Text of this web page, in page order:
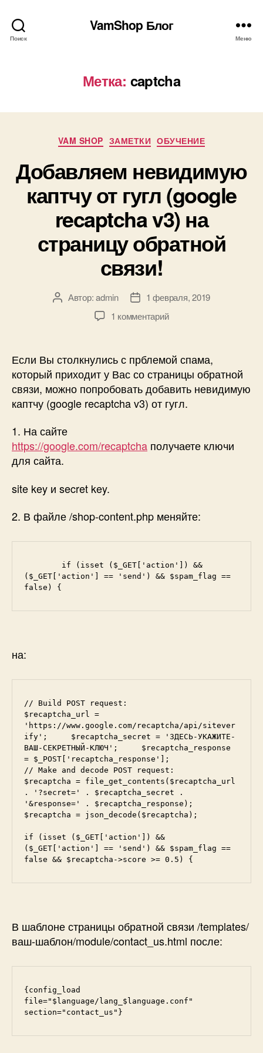
Поиск
VamShop Блог
Меню
Метка: captcha
Рубрики
VAM SHOP ЗАМЕТКИ ОБУЧЕНИЕ
Добавляем невидимую
каптчу от гугл (google
recaptcha v3) на
страницу обратной
связи!
АвторАвтор:admin
Дата1 февраля, 2019
1 комментарийк
невидимую
каптчу
от
гугл
(google
на
Если Вы столкнулись с прблемой спама,
который приходит у Вас со страницы обратной
связи, можно попробовать добавить невидимую
каптчу (google recaptcha v3) от гугл.
1. На сайте
https://google.com/recaptcha получаете ключи
для сайта.
site key и secret key.
2. В файле /shop-content.php меняйте:
($_GET['action'] == 'send') && $spam_flag ==
false) {
на:
// Build POST request:
$recaptcha_url =
'https://www.google.com/recaptcha/api/sitever
ify';     $recaptcha_secret = 'ЗДЕСЬ-УКАЖИТЕ-
ВАШ-СЕКРЕТНЫЙ-КЛЮЧ';     $recaptcha_response
= $_POST['recaptcha_response'];
// Make and decode POST request:
$recaptcha = file_get_contents($recaptcha_url
. '?secret=' . $recaptcha_secret .
'&response=' . $recaptcha_response);
$recaptcha = json_decode($recaptcha);
if (isset ($_GET['action']) &&
($_GET['action'] == 'send') && $spam_flag ==
false && $recaptcha->score >= 0.5) {
В шаблоне страницы обратной связи /templates/
ваш-шаблон/module/contact_us.html после:
{config_load
file="$language/lang_$language.conf"
section="contact_us"}